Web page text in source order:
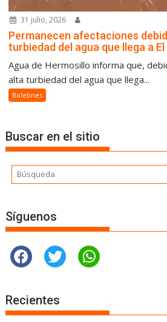
31 julio, 2026
Permanecen afectaciones
turbiedad del agua que llega a
Agua de Hermosillo informa que,
alta turbiedad del agua que llega...
Boletines
Buscar en el sitio
Síguenos
Recientes